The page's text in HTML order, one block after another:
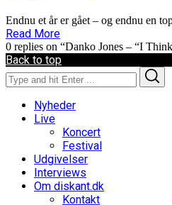
Endnu et år er gået – og endnu en
Read More
0 replies on “Danko Jones – “I
Back to top
Search
for:
Nyheder
Live
Koncert
Festival
Udgivelser
Interviews
Om diskant.dk
Kontakt